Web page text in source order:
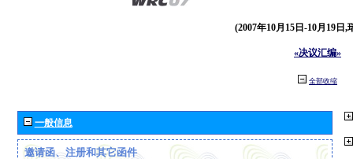
(2007年10月15日-10月19日,
«决议汇编»
全部收缩
一般信息
邀请函、注册和其它函件